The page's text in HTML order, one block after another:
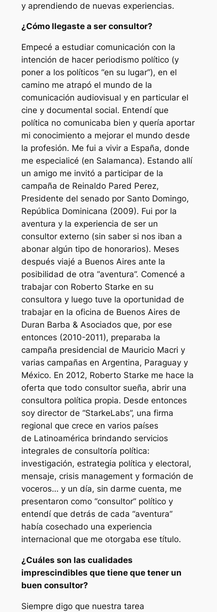
y aprendiendo de nuevas experiencias.
¿Cómo llegaste a ser consultor?
Empecé a estudiar comunicación con la
intención de hacer periodismo político (y
poner a los políticos “en su lugar”), en el
camino me atrapó el mundo de la
comunicación audiovisual y en particular el
cine y documental social. Entendí que
política no comunicaba bien y quería aportar
mi conocimiento a mejorar el mundo desde
la profesión. Me fui a vivir a España, donde
me especialicé (en Salamanca). Estando allí
un amigo me invitó a participar de la
campaña de Reinaldo Pared Perez,
Presidente del senado por Santo Domingo,
República Dominicana (2009). Fui por la
aventura y la experiencia de ser un
consultor externo (sin saber si nos iban a
abonar algún tipo de honorarios). Meses
después viajé a Buenos Aires ante la
posibilidad de otra “aventura”. Comencé a
trabajar con Roberto Starke en su
consultora y luego tuve la oportunidad de
trabajar en la oficina de Buenos Aires de
Duran Barba & Asociados que, por ese
entonces (2010-2011), preparaba la
campaña presidencial de Mauricio Macri y
varias campañas en Argentina, Paraguay y
México. En 2012, Roberto Starke me hace la
oferta que todo consultor sueña, abrir una
consultora política propia. Desde entonces
soy director de “StarkeLabs”, una firma
regional que crece en varios países
de Latinoamérica brindando servicios
integrales de consultoría política:
investigación, estrategia política y electoral,
mensaje, crisis management y formación de
voceros… y un día, sin darme cuenta, me
presentaron como “consultor” político y
entendí que detrás de cada “aventura”
había cosechado una experiencia
internacional que me otorgaba ese título.
¿Cuáles son las cualidades
imprescindibles que tiene que tener un
buen consultor?
Siempre digo que nuestra tarea